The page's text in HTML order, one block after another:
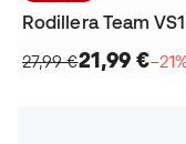
Rodillera Team VS1
27,99 €21,99 €